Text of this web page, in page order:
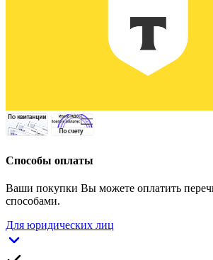
Способы оплаты
Ваши покупки Вы можете оплатить
способами.
Для юридических лиц